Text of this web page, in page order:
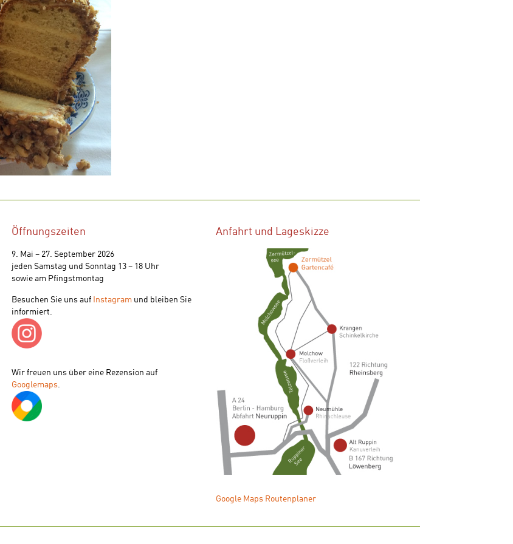
Öffnungszeiten
9. Mai – 27. September 2026
jeden Samstag und Sonntag 13 – 18 Uhr
sowie am Pfingstmontag
Besuchen Sie uns auf Instagramund bleiben Sie
informiert.
Wir freuen uns über eine Rezension auf
Googlemaps.
Anfahrt und Lageskizze
Google Maps Routenplaner